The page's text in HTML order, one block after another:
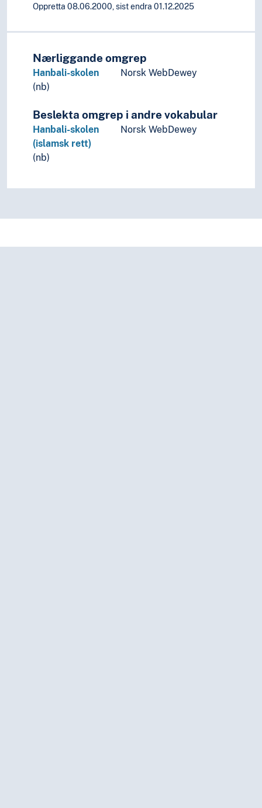
Oppretta 08.06.2000, sist endra 01.12.2025
Nærliggande omgrep
Hanbali-skolen
(nb)
Norsk WebDewey
Beslekta omgrep i andre vokabular
Hanbali-skolen
(islamsk rett)
(nb)
Norsk WebDewey